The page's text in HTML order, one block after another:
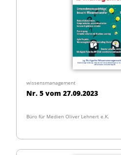
wissensmanagement
Nr. 5 vom 27.09.2023
Büro für Medien Oliver Lehnert e.K.